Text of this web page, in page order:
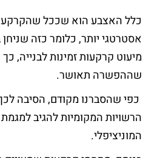
כלל האצבע הוא שככל שהקרקע
אסטרטגי יותר, כלומר כזה
מיעוט קרקעות זמינות לבנייה, כך
שההפשרה תאושר.
כפי שהסברנו מקודם, הסיבה
הרשויות המקומיות להגיב
המוניציפלי.